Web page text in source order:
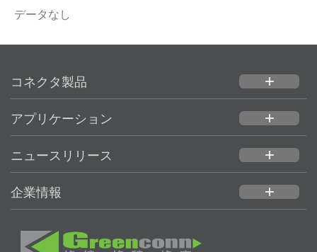
データなし
コネクタ製品 add
アプリケーション add
ニュースリリース add
企業情報 add